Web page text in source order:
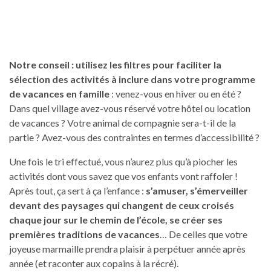
Notre conseil : utilisez les filtres pour faciliter la
sélection des activités à inclure dans votre programme
de vacances en famille : venez-vous en hiver ou en été ?
Dans quel village avez-vous réservé votre hôtel ou location
de vacances ? Votre animal de compagnie sera-t-il de la
partie ? Avez-vous des contraintes en termes d’accessibilité ?
Une fois le tri effectué, vous n’aurez plus qu’à piocher les
activités dont vous savez que vos enfants vont raffoler !
Après tout, ça sert à ça l’enfance : s’amuser, s’émerveiller
devant des paysages qui changent de ceux croisés
chaque jour sur le chemin de l’école, se créer ses
premières traditions de vacances… De celles que votre
joyeuse marmaille prendra plaisir à perpétuer année après
année (et raconter aux copains à la récré).